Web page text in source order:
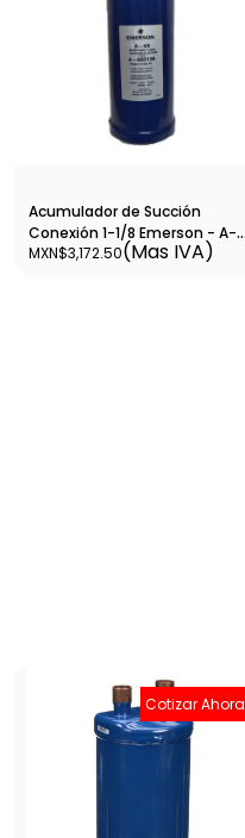
Acumulador de Succión
Conexión 1-1/8 Emerson - A-
AS-5139
MXN$3,172.50(Mas IVA)
Cotizar Ahora